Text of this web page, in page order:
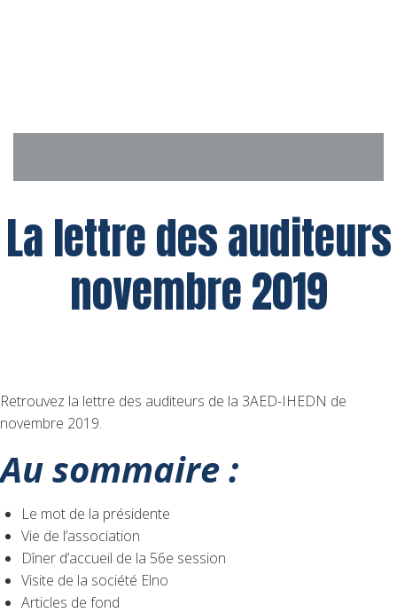
La lettre des auditeurs
novembre 2019
Retrouvez la lettre des auditeurs de la 3AED-IHEDN de
novembre 2019.
Au sommaire :
Le mot de la présidente
Vie de l’association
Dîner d’accueil de la 56e session
Visite de la société Elno
Articles de fond